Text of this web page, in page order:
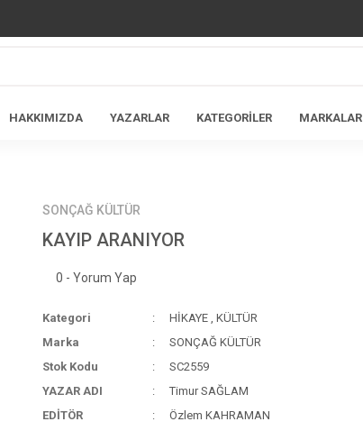
HAKKIMIZDA YAZARLAR KATEGORİLER MARKALAR
SONÇAĞ KÜLTÜR
KAYIP ARANIYOR
0 - Yorum Yap
Kategori HİKAYE , KÜLTÜR
Marka
SONÇAĞ KÜLTÜR
Stok Kodu
SC2559
YAZAR ADI
Timur SAĞLAM
EDİTÖR
Özlem KAHRAMAN